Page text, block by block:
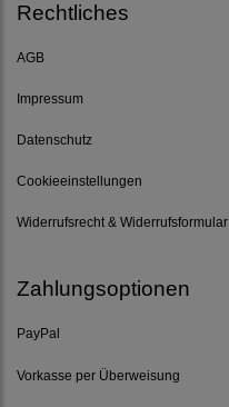
Rechtliches
AGB
Impressum
Datenschutz
Cookieeinstellungen
Widerrufsrecht & Widerrufsformular
Zahlungsoptionen
PayPal
Vorkasse per Überweisung